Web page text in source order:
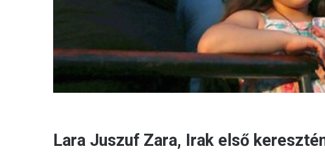
Lara Juszuf Zara, Irak első